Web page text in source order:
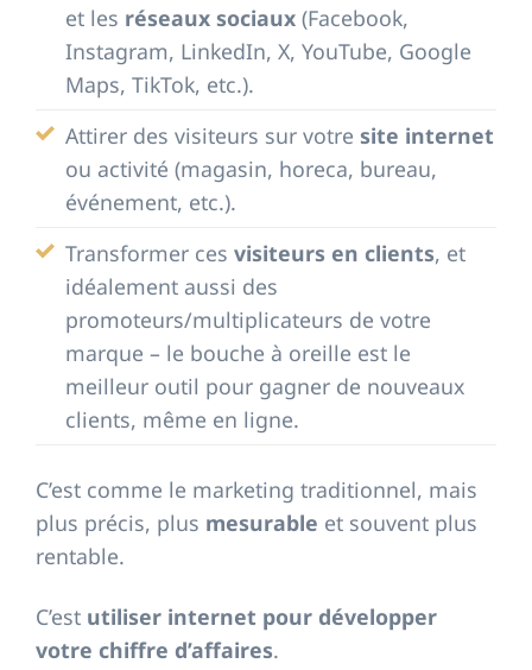
et les réseaux sociaux (Facebook,
Instagram, LinkedIn, X, YouTube, Google
Maps, TikTok, etc.).
Attirer des visiteurs sur votre site internet
ou activité (magasin, horeca, bureau,
événement, etc.).
Transformer ces visiteurs en clients, et
idéalement aussi des
promoteurs/multiplicateurs de votre
marque – le bouche à oreille est le
meilleur outil pour gagner de nouveaux
clients, même en ligne.
C’est comme le marketing traditionnel, mais
plus précis, plus mesurable et souvent plus
rentable.
C’est utiliser internet pour développer
votre chiffre d’affaires.